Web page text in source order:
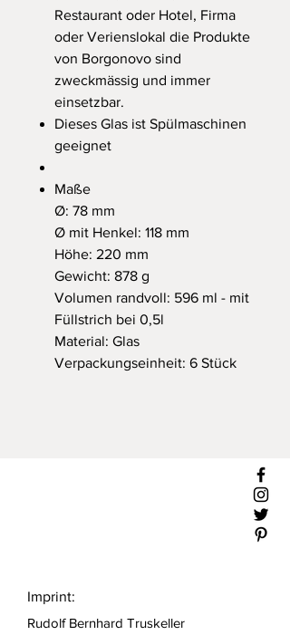
Restaurant oder Hotel, Firma
oder Verienslokal die Produkte
von Borgonovo sind
zweckmässig und immer
einsetzbar.
Dieses Glas ist Spülmaschinen
geeignet
Maße
Ø: 78 mm
Ø mit Henkel: 118 mm
Höhe: 220 mm
Gewicht: 878 g
Volumen randvoll: 596 ml - mit
Füllstrich bei 0,5l
Material: Glas
Verpackungseinheit: 6 Stück
Imprint:
Rudolf Bernhard Truskeller